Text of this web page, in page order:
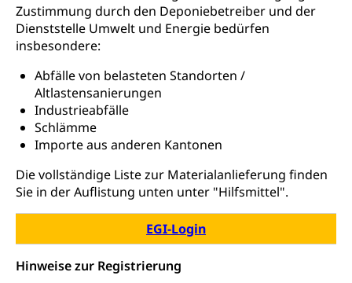
Zustimmung durch den Deponiebetreiber und der
Dienststelle Umwelt und Energie bedürfen
insbesondere:
Abfälle von belasteten Standorten /
Altlastensanierungen
Industrieabfälle
Schlämme
Importe aus anderen Kantonen
Die vollständige Liste zur Materialanlieferung finden
Sie in der Auflistung unten unter "Hilfsmittel".
EGI-Login
Hinweise zur Registrierung
Gesundheitsmittelschule
Informatikmittelschule
FMS und Vollzeitschulen mit BM
Schulpflicht
Kindergarten & Basisstufe
Förderangebote
Sonderschulung
Früherziehung
Schuldienste
Betreuungsangebote
Schulliste
Stipendien Universität Luzern unilu
Finanzielle Unterstützung für Ausbildung
Pflege HF oder Studium Pflege FH
Fachstelle Stipendien (beruf.lu.ch)
Studienbeiträge Höhere Berufsbildung
Finanzielle Unterstützung Pädagogische
Hochschule PHLU
Stipendien Hochschule Luzern hslu
Universität
Technische Hochschule, Studium,
Hochschulstudium, Universitätsstudium,
Hochschulbildung, Hochschule, universitäre
Hochschule, Bachelor, Master, Doktorat,
Weiterbildung, Forschung, Entwicklung,
Dienstleistungen, Hochschule Luzern,
Fachhochschule Zentralschweiz, HSLU,
Pädagogische Hochschule Luzern, PH Luzern, UniLU,
swissuniversities (Dachorganisation der Schweizer
Hochschulen)
swissuniversities
Universität Luzern
Fachstelle Hochschulbildung
Vorschule
Kindergarten, Kinderkrippe, Krippe, Kinderhort,
Kindertagesstätte, Spielgruppe, Tagesmutter,
Freiwilliges Kindergarten Jahr